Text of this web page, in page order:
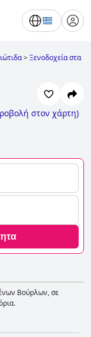
>Ξενοδοχεία στα
στον χάρτη)
Βούρλων, σε